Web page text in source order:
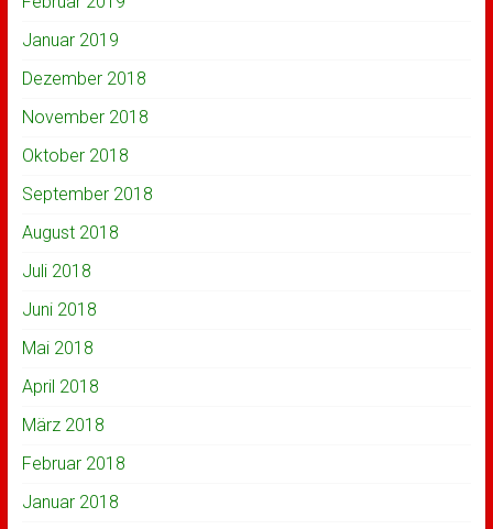
Januar 2019
Dezember 2018
November 2018
Oktober 2018
September 2018
August 2018
Juli 2018
Juni 2018
Mai 2018
April 2018
März 2018
Februar 2018
Januar 2018